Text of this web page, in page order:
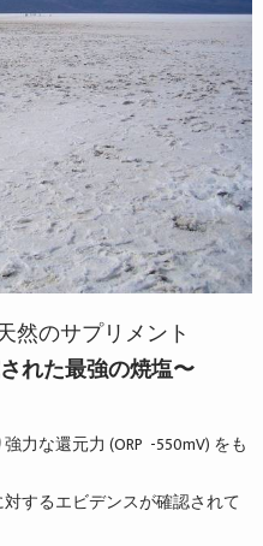
然のサプリメント
れた最強の焼塩〜
力な還元力 (ORP -550mV) をも
するエビデンスが確認されて